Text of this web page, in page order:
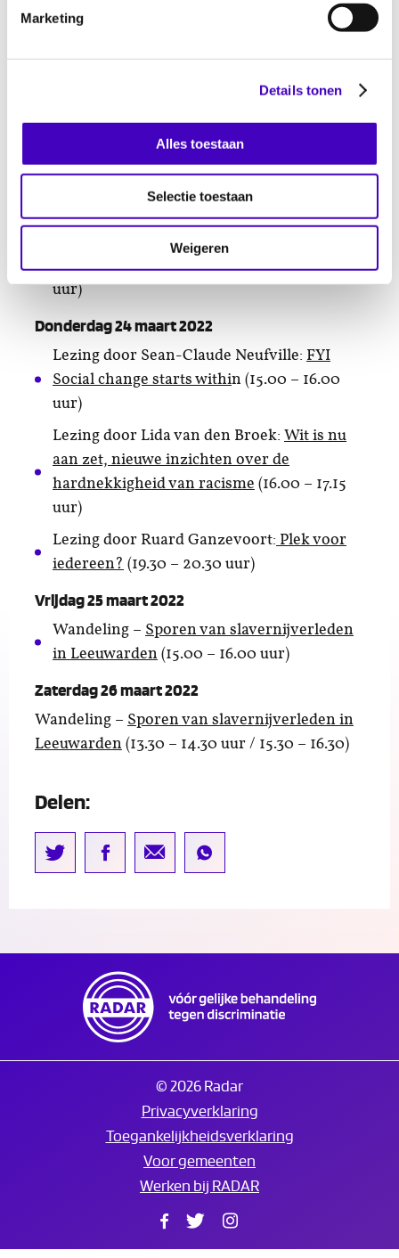
Marketing
Details tonen
Alles toestaan
Selectie toestaan
Weigeren
niks meer?
‘Parbo Oema
Lezing door Lida van den Broek:Wit is nu
aan zet, nieuwe inzichten over de
hardnekkigheid van racisme(16.00 – 17.15
uur)
Donderdag 24 maart 2022
Lezing door Sean-Claude Neufville: FYI
Social change starts within (15.00 – 16.00
uur)
Lezing door Lida van den Broek: Wit is nu
aan zet, nieuwe inzichten over de
hardnekkigheid van racisme (16.00 – 17.15
uur)
Lezing door Ruard Ganzevoort: Plek voor
iedereen? (19.30 – 20.30 uur)
Vrijdag 25 maart 2022
Wandeling – Sporen van slavernijverleden
in Leeuwarden (15.00 – 16.00 uur)
Zaterdag 26 maart 2022
Wandeling – Sporen van slavernijverleden in
Leeuwarden (13.30 – 14.30 uur / 15.30 – 16.30)
Delen:
© 2026 Radar
Privacyverklaring
Toegankelijkheidsverklaring
Voor gemeenten
Werken bij RADAR
Facebook
Twitter